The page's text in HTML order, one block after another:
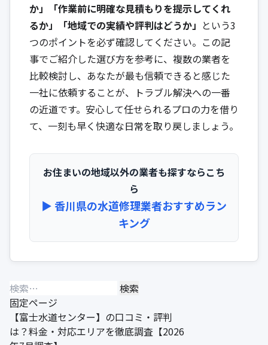
か」「作業前に明確な見積もりを提示してくれ
るか」「地域での実績や評判はどうか」 という3
つのポイントを必ず確認してください。この記
事でご紹介した選び方を参考に、複数の業者を
比較検討し、あなたが最も信頼できると感じた
一社に依頼することが、トラブル解決への一番
の近道です。安心して任せられるプロの力を借り
て、一刻も早く快適な日常を取り戻しましょう。
お住まいの地域以外の業者も探すならこち
ら
▶︎ 香川県の水道修理業者おすすめラン
キング
検
索:
固定ページ
【富士水道センター】の口コミ・評判
は？料金・対応エリアを徹底調査【2026